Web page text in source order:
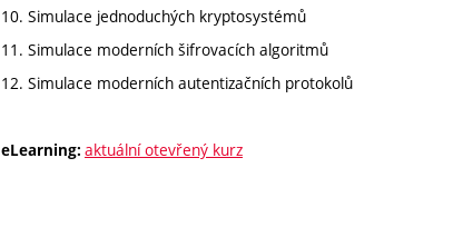
10. Simulace jednoduchých kryptosystémů
11. Simulace moderních šifrovacích algoritmů
12. Simulace moderních autentizačních protokolů
eLearning: aktuální otevřený kurz